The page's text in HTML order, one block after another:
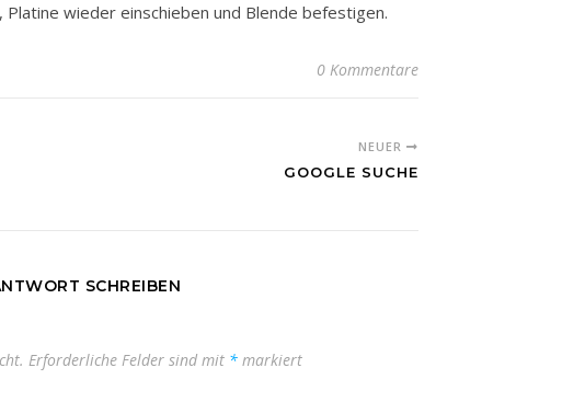
wieder einschieben und Blende befestigen.
0 Kommentare
NEUER
GOOGLE SUCHE
SCHREIBEN
Erforderliche Felder sind mit * markiert